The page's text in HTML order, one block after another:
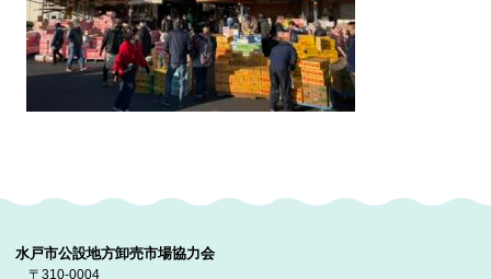
水戸市公設地方卸売市場協力会
〒310-0004